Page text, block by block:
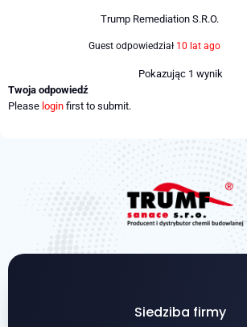
Trump Remediation S.R.O.
Guestodpowiedział 10 lat ago
Pokazując 1 wynik
Twoja odpowiedź
Please login first to submit.
Siedziba firmy